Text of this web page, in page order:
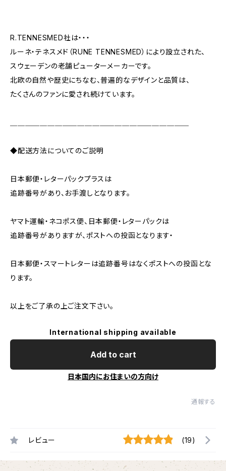
R.TENNESMED社は・・・
ルーネ・テネスメド（RUNE TENNESMED）により設立された、
スウェーデンの老舗ピューターメーカーです。
北欧の自然や歴史にちなむ、普遍的なデザインと品質は、
たくさんのファンに愛され続けています。
◆配送方法についてのご説明
日本郵便・レターパックプラスは
追跡番号があり、お手渡しとなります。
ヤマト運輸・ネコポス便、日本郵便・レターパックは
追跡番号がありますが、ポストへの投函となります・
日本郵便・スマートレターは追跡番号はなくポストへの投函とな
ります。
以上をご了承の上ご注文下さい。
International shipping available
Add to cart
日本国内にお住まいの方向け
通報する
レビュー (19)